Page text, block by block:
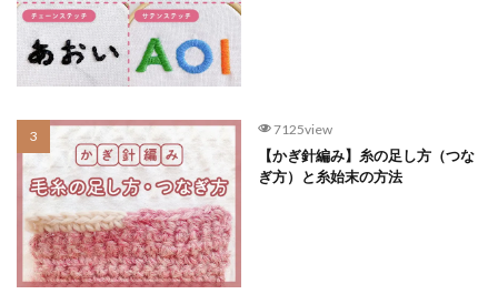
7125view
【かぎ針編み】糸の足し方（つな
ぎ方）と糸始末の方法